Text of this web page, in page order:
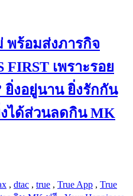
พร้อมส่งภารกิจ
FIRST เพราะรอย
งอยู่นาน ยิ่งรักกัน
งได้ส่วนลดกิน MK
, dtac , true , True App , True